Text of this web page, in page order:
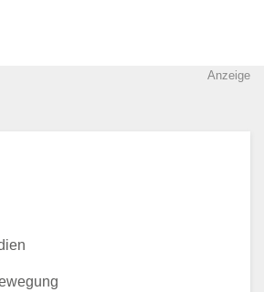
Anzeige